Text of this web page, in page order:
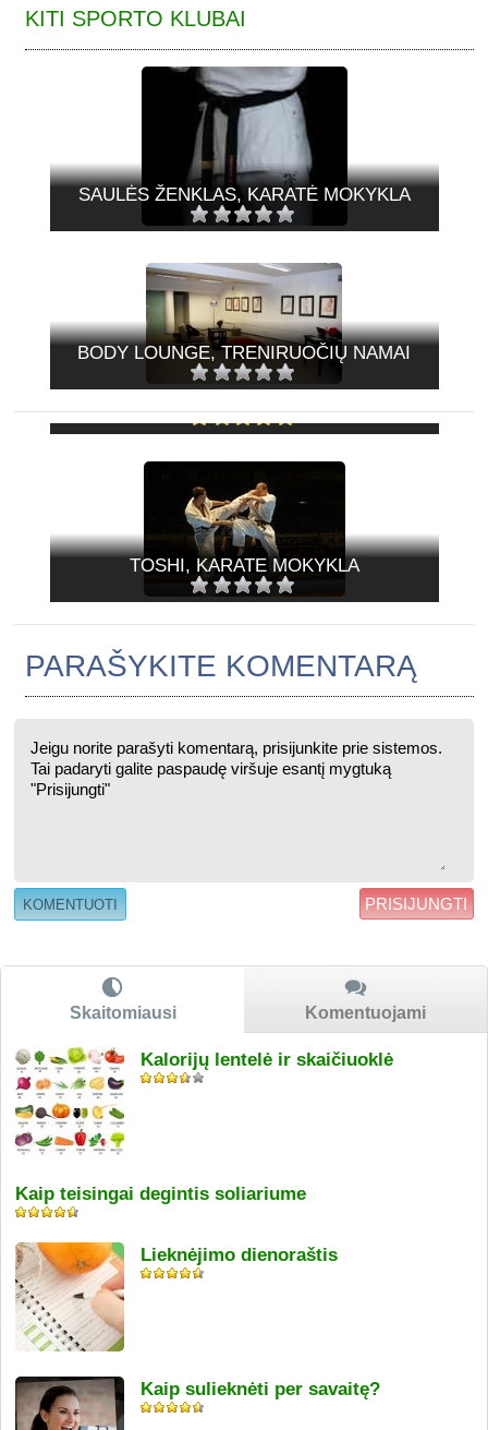
KITI SPORTO KLUBAI
SAULĖS ŽENKLAS, KARATĖ MOKYKLA
BODY LOUNGE, TRENIRUOČIŲ NAMAI
TOSHI, KARATE MOKYKLA
PARAŠYKITE KOMENTARĄ
PRISIJUNGTI
Skaitomiausi Komentuojami
Kalorijų lentelė ir skaičiuoklė
Kaip teisingai degintis soliariume
Lieknėjimo dienoraštis
Kaip sulieknėti per savaitę?